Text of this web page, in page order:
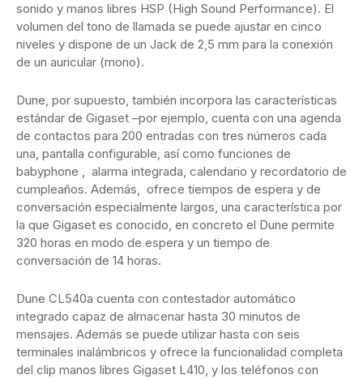
sonido y manos libres HSP (High Sound Performance). El
volumen del tono de llamada se puede ajustar en cinco
niveles y dispone de un Jack de 2,5 mm para la conexión
de un auricular (mono).
Dune, por supuesto, también incorpora las características
estándar de Gigaset –por ejemplo, cuenta con una agenda
de contactos para 200 entradas con tres números cada
una, pantalla configurable, así como funciones de
babyphone , alarma integrada, calendario y recordatorio de
cumpleaños. Además, ofrece tiempos de espera y de
conversación especialmente largos, una característica por
la que Gigaset es conocido, en concreto el Dune permite
320 horas en modo de espera y un tiempo de
conversación de 14 horas.
Dune CL540a cuenta con contestador automático
integrado capaz de almacenar hasta 30 minutos de
mensajes. Además se puede utilizar hasta con seis
terminales inalámbricos y ofrece la funcionalidad completa
del clip manos libres Gigaset L410, y los teléfonos con